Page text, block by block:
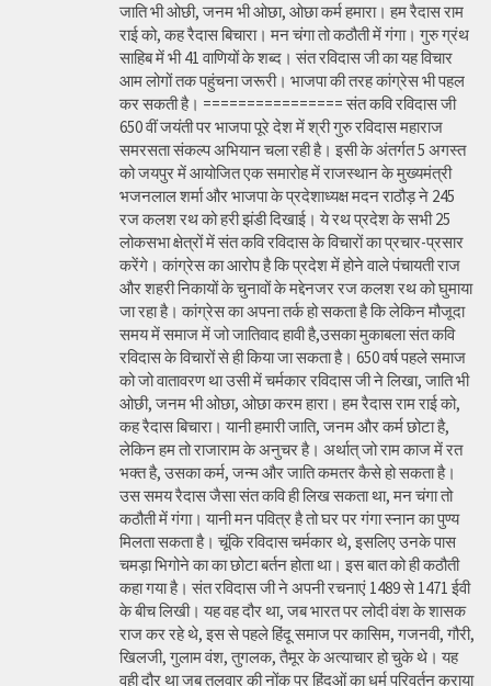
जाति भी ओछी, जनम भी ओछा, ओछा कर्म हमारा। हम रैदास राम
राई को, कह रैदास बिचारा। मन चंगा तो कठौती में गंगा। गुरु ग्रंथ
साहिब में भी 41 वाणियों के शब्द। संत रविदास जी का यह विचार
आम लोगों तक पहुंचना जरूरी। भाजपा की तरह कांग्रेस भी पहल
कर सकती है। ================ संत कवि रविदास जी
650 वीं जयंती पर भाजपा पूरे देश में श्री गुरु रविदास महाराज
समरसता संकल्प अभियान चला रही है। इसी के अंतर्गत 5 अगस्त
को जयपुर में आयोजित एक समारोह में राजस्थान के मुख्यमंत्री
भजनलाल शर्मा और भाजपा के प्रदेशाध्यक्ष मदन राठौड़ ने 245
रज कलश रथ को हरी झंडी दिखाई। ये रथ प्रदेश के सभी 25
लोकसभा क्षेत्रों में संत कवि रविदास के विचारों का प्रचार-प्रसार
करेंगे। कांग्रेस का आरोप है कि प्रदेश में होने वाले पंचायती राज
और शहरी निकायों के चुनावों के मद्देनजर रज कलश रथ को घुमाया
जा रहा है। कांग्रेस का अपना तर्क हो सकता है कि लेकिन मौजूदा
समय में समाज में जो जातिवाद हावी है,उसका मुकाबला संत कवि
रविदास के विचारों से ही किया जा सकता है। 650 वर्ष पहले समाज
को जो वातावरण था उसी में चर्मकार रविदास जी ने लिखा, जाति भी
ओछी, जनम भी ओछा, ओछा करम हारा। हम रैदास राम राई को,
कह रैदास बिचारा। यानी हमारी जाति, जनम और कर्म छोटा है,
लेकिन हम तो राजाराम के अनुचर है। अर्थात् जो राम काज में रत
भक्त है, उसका कर्म, जन्म और जाति कमतर कैसे हो सकता है।
उस समय रैदास जैसा संत कवि ही लिख सकता था, मन चंगा तो
कठौती में गंगा। यानी मन पवित्र है तो घर पर गंगा स्नान का पुण्य
मिलता सकता है। चूंकि रविदास चर्मकार थे, इसलिए उनके पास
चमड़ा भिगोने का का छोटा बर्तन होता था। इस बात को ही कठौती
कहा गया है। संत रविदास जी ने अपनी रचनाएं 1489 से 1471 ईवी
के बीच लिखी। यह वह दौर था, जब भारत पर लोदी वंश के शासक
राज कर रहे थे, इस से पहले हिंदू समाज पर कासिम, गजनवी, गौरी,
खिलजी, गुलाम वंश, तुगलक, तैमूर के अत्याचार हो चुके थे। यह
वही दौर था जब तलवार की नोंक पर हिंदुओं का धर्म परिवर्तन कराया